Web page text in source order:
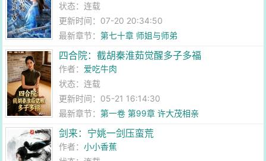
状态：连载
更新时间：07-20 20:34:50
最新章节：第七十章 师姐与师弟
四合院：截胡秦淮茹觉醒多子多福
作者： 爱吃牛肉
状态：连载
更新时间：05-21 16:14:30
最新章节：第一卷 第99章 许大茂相亲
剑来：宁姚一剑压蛮荒
作者：小小香蕉